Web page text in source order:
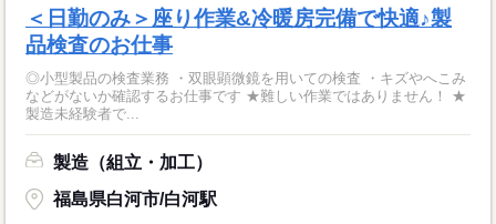
＜日勤のみ＞座り作業&冷暖房完備で快適♪製
品検査のお仕事
◎小型製品の検査業務 ・双眼顕微鏡を用いての検査 ・キズやへこみ
などがないか確認するお仕事です ★難しい作業ではありません！ ★
製造未経験者で...
製造（組立・加工）
福島県白河市/白河駅